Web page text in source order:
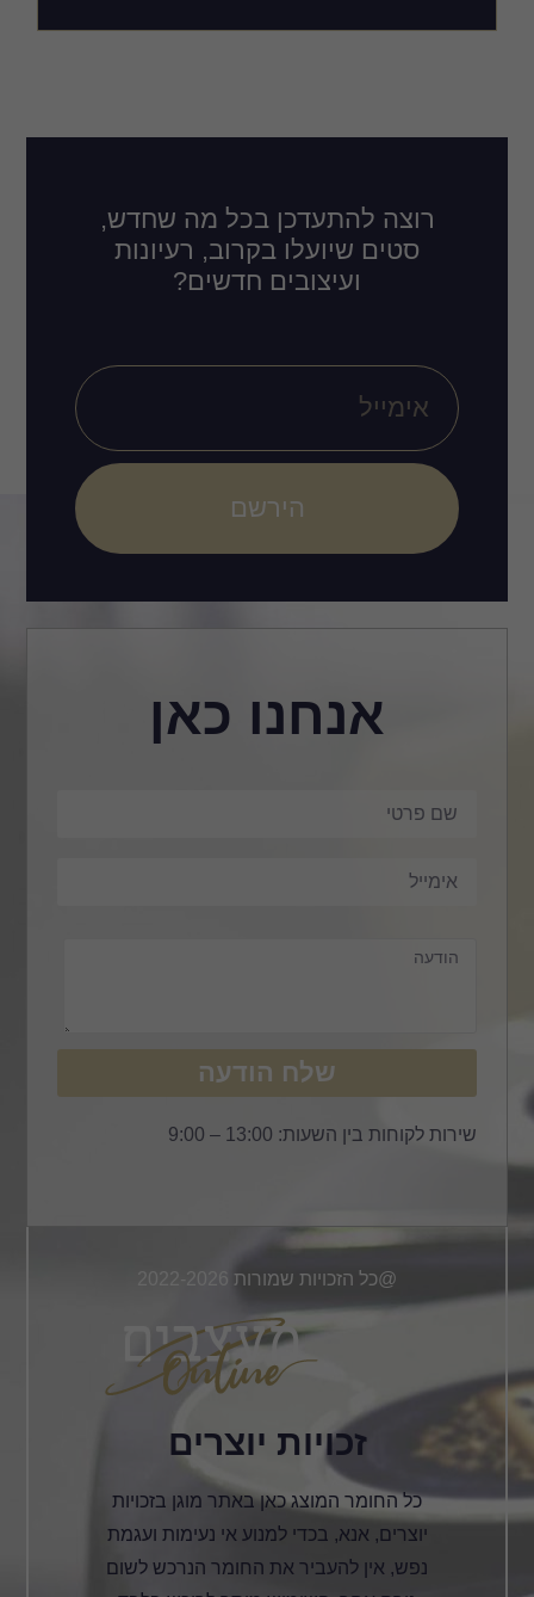
רוצה להתעדכן בכל מה שחדש,
סטים שיועלו בקרוב, רעיונות
ועיצובים חדשים?
הירשם
אנחנו כאן
שלח הודעה
שירות לקוחות בין השעות: 13:00 – 9:00
@כל הזכויות שמורות 2022-2026
זכויות יוצרים
כל החומר המוצג כאן באתר מוגן בזכויות
יוצרים, אנא, בכדי למנוע אי נעימות ועגמת
נפש, אין להעביר את החומר הנרכש לשום